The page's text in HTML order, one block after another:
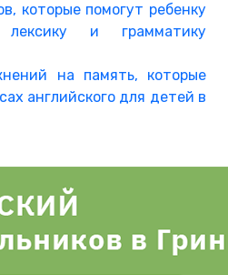
которые помогут ребенку
и грамматику
на память, которые
английского для детей в